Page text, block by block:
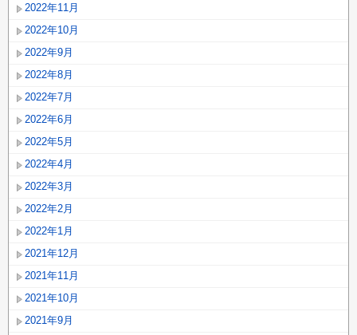
2022年11月
2022年10月
2022年9月
2022年8月
2022年7月
2022年6月
2022年5月
2022年4月
2022年3月
2022年2月
2022年1月
2021年12月
2021年11月
2021年10月
2021年9月